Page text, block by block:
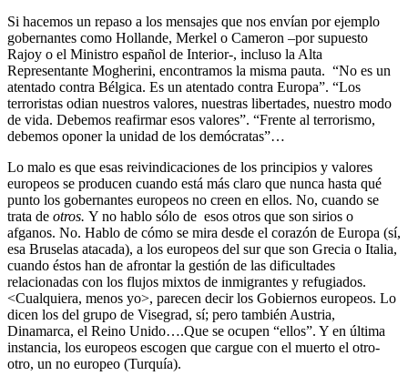
Si hacemos un repaso a los mensajes que nos envían por ejemplo
gobernantes como Hollande, Merkel o Cameron –por supuesto
Rajoy o el Ministro español de Interior-, incluso la Alta
Representante Mogherini, encontramos la misma pauta. “No es un
atentado contra Bélgica. Es un atentado contra Europa”. “Los
terroristas odian nuestros valores, nuestras libertades, nuestro modo
de vida. Debemos reafirmar esos valores”. “Frente al terrorismo,
debemos oponer la unidad de los demócratas”…
Lo malo es que esas reivindicaciones de los principios y valores
europeos se producen cuando está más claro que nunca hasta qué
punto los gobernantes europeos no creen en ellos. No, cuando se
trata de otros. Y no hablo sólo de esos otros que son sirios o
afganos. No. Hablo de cómo se mira desde el corazón de Europa (sí,
esa Bruselas atacada), a los europeos del sur que son Grecia o Italia,
cuando éstos han de afrontar la gestión de las dificultades
relacionadas con los flujos mixtos de inmigrantes y refugiados.
<Cualquiera, menos yo>, parecen decir los Gobiernos europeos. Lo
dicen los del grupo de Visegrad, sí; pero también Austria,
Dinamarca, el Reino Unido….Que se ocupen “ellos”. Y en última
instancia, los europeos escogen que cargue con el muerto el otro-
otro, un no europeo (Turquía).